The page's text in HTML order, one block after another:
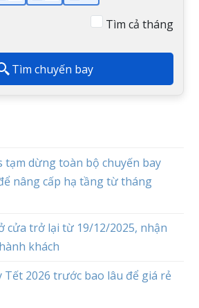
Tìm cả tháng
Tìm chuyến bay
tạm dừng toàn bộ chuyến bay
nâng cấp hạ tầng từ tháng
cửa trở lại từ 19/12/2025, nhận
khách
Tết 2026 trước bao lâu để giá rẻ